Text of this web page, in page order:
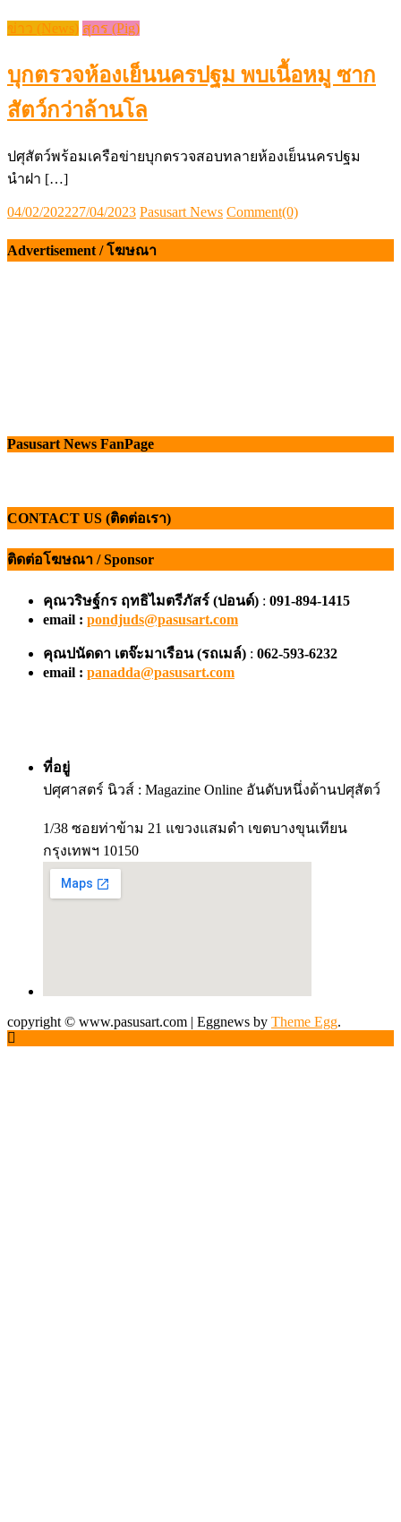
ข่าว (News) สุกร (Pig)
บุกตรวจห้องเย็นนครปฐม พบเนื้อหมู ซาก
สัตว์กว่าล้านโล
ปศุสัตว์พร้อมเครือข่ายบุกตรวจสอบทลายห้องเย็นนครปฐม
นำฝา […]
Posted
04/02/202227/04/2023 Author
Pasusart News Comment(0)
Advertisement / โฆษณา
Pasusart News FanPage
CONTACT US (ติดต่อเรา)
ติดต่อโฆษณา / Sponsor
คุณวริษฐ์กร ฤทธิไมตรีภัสร์ (ปอนด์) : 091-894-1415
email : pondjuds@pasusart.com
คุณปนัดดา เตจ๊ะมาเรือน (รถเมล์) : 062-593-6232
email : panadda@pasusart.com
ที่อยู่
ปศุศาสตร์ นิวส์ : Magazine Online อันดับหนึ่งด้านปศุสัตว์
1/38 ซอยท่าข้าม 21 แขวงแสมดำ เขตบางขุนเทียน
กรุงเทพฯ 10150
copyright © www.pasusart.com | Eggnews by Theme Egg.